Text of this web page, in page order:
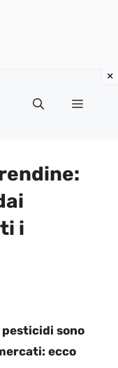
Menu
i
pesticidi sono
ecco